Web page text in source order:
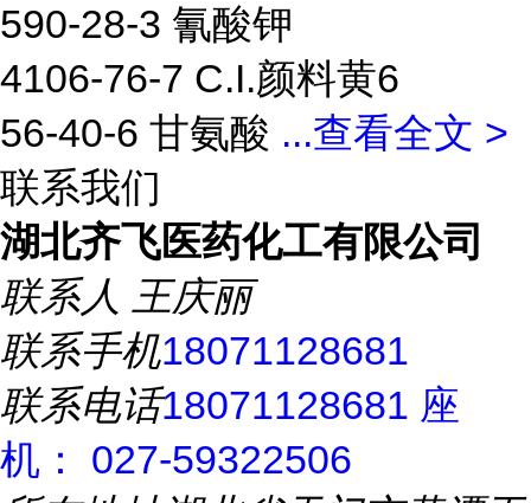
590-28-3 氰酸钾
4106-76-7 C.I.颜料黄6
56-40-6 甘氨酸 ...查看全文 >
联系我们
湖北齐飞医药化工有限公司
联系人 王庆丽
联系手机18071128681
联系电话18071128681 座
机： 027-59322506